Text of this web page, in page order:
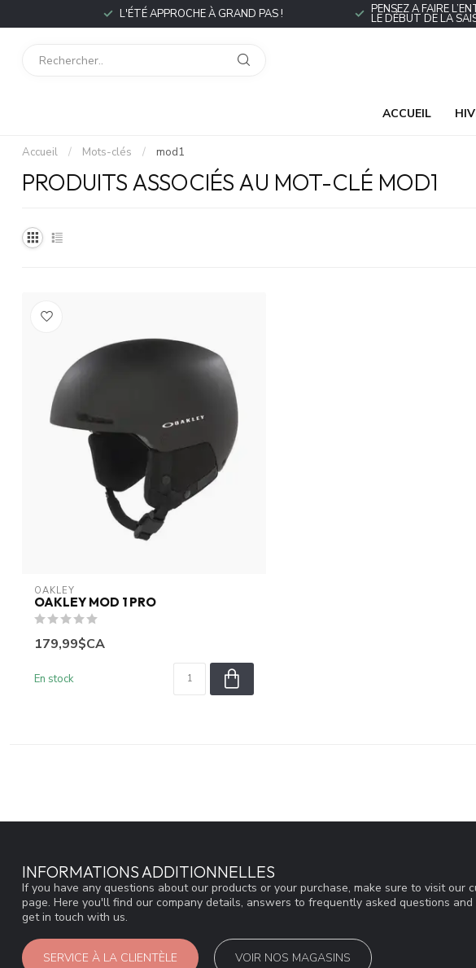
L'ÉTÉ APPROCHE À GRAND PAS ! PENSEZ À FAIRE
LE DÉBUT DE LA
ACCUEIL
Accueil / Mots-clés / mod1
PRODUITS ASSOCIÉS AU MOT-CLÉ MOD1
OAKLEY
OAKLEY MOD 1 PRO
179,99$CA
En stock
INFORMATIONS ADDITIONNELLES
If you have any questions about our products or your purchase, make sure to visit our
page. Here you'll find our company details, answers to frequently asked questions
get in touch with us.
SERVICE À LA CLIENTÈLE VOIR NOS MAGASINS